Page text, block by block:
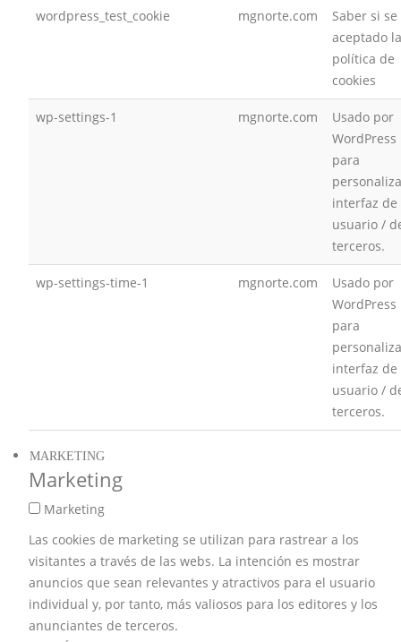
wordpress_test_cookie mgnorte.com
Saber si
aceptado la
política de
cookies
wp-settings-1 mgnorte.com
Usado por
WordPress
para
interfaz de
usuario /
terceros.
wp-settings-time-1 mgnorte.com
Usado por
WordPress
para
interfaz de
usuario /
terceros.
MARKETING
Marketing
Marketing
Las cookies de marketing se utilizan para rastrear a los
visitantes a través de las webs. La intención es mostrar
anuncios que sean relevantes y atractivos para el usuario
individual y, por tanto, más valiosos para los editores y los
anunciantes de terceros.